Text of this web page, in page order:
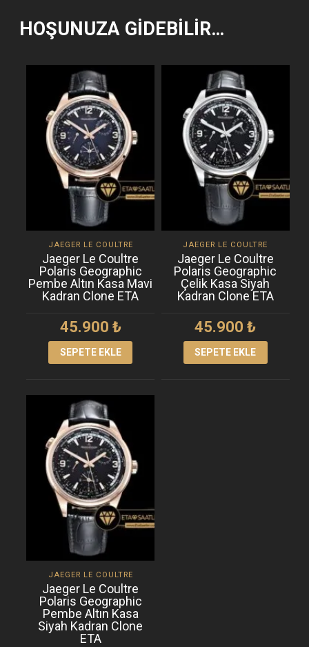
HOŞUNUZA GIDEBILIR…
JAEGER LE COULTRE
Jaeger Le Coultre
Polaris Geographic
Pembe Altın Kasa Mavi
Kadran Clone ETA
45.900 ₺
SEPETE EKLE
JAEGER LE COULTRE
Jaeger Le Coultre
Polaris Geographic
Çelik Kasa Siyah
Kadran Clone ETA
45.900₺
SEPETE EKLE
JAEGER LE COULTRE
Jaeger Le Coultre
Polaris Geographic
Pembe Altın Kasa
Siyah Kadran Clone
ETA